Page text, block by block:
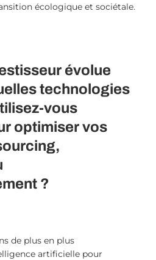
écologique et sociétale.
évolue
technologies
vous
optimiser vos
?
de plus en plus
artificielle pour